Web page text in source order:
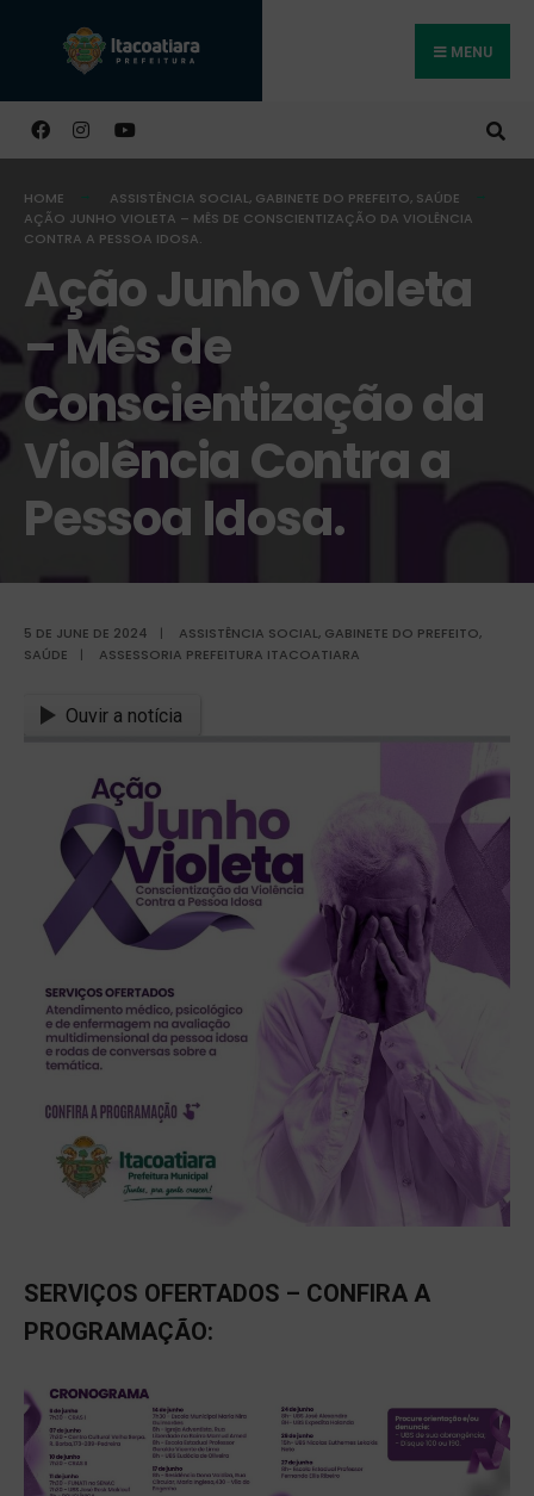
MENU
HOME ASSISTÊNCIA SOCIAL, GABINETE DO PREFEITO, SAÚDE
AÇÃO JUNHO VIOLETA – MÊS DE CONSCIENTIZAÇÃO DA VIOLÊNCIA
CONTRA A PESSOA IDOSA.
Ação Junho Violeta
– Mês de
Conscientização da
Violência Contra a
Pessoa Idosa.
5 DE JUNE DE 2024 | ASSISTÊNCIA SOCIAL, GABINETE DO PREFEITO,
SAÚDE
| ASSESSORIA PREFEITURA ITACOATIARA
Ouvir a notícia
SERVIÇOS OFERTADOS – CONFIRA A
PROGRAMAÇÃO:
Buscar